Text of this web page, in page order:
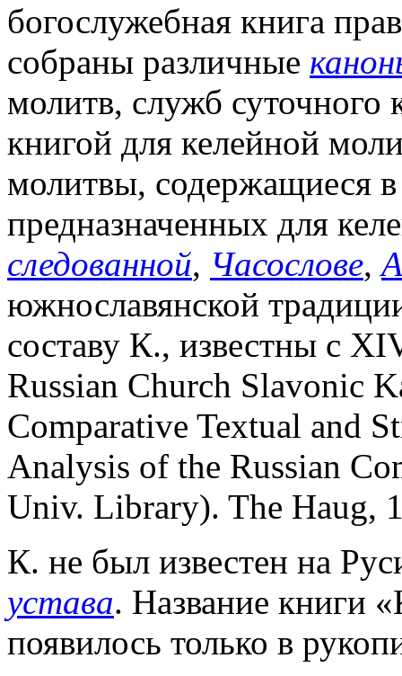
богослужебная книга
собраны различные
молитв, служб суточного
книгой для келейной
молитвы, содержащиеся
предназначенных для
следованной, Часослове,
южнославянской
составу К., известны с
Russian Church Slavonic
Comparative Textual and
Analysis of the Russian
Univ. Library). The Haug,
К. не был известен на
устава. Название книги
появилось только в